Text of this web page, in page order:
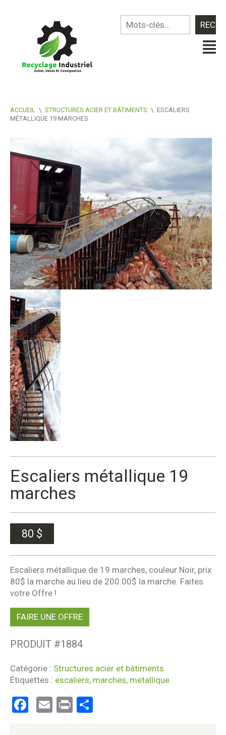
ACCUEIL \ STRUCTURES ACIER ET BÂTIMENTS \ ESCALIERS
MÉTALLIQUE 19 MARCHES
Escaliers métallique 19
marches
80 $
Escaliers métallique de 19 marches, couleur Noir, prix
80$ la marche au lieu de 200.00$ la marche. Faites
votre Offre !
FAIRE UNE OFFRE
PRODUIT #1884
Catégorie : Structures acier et bâtiments
Étiquettes : escaliers, marches, metallique
Facebook
Email
Print